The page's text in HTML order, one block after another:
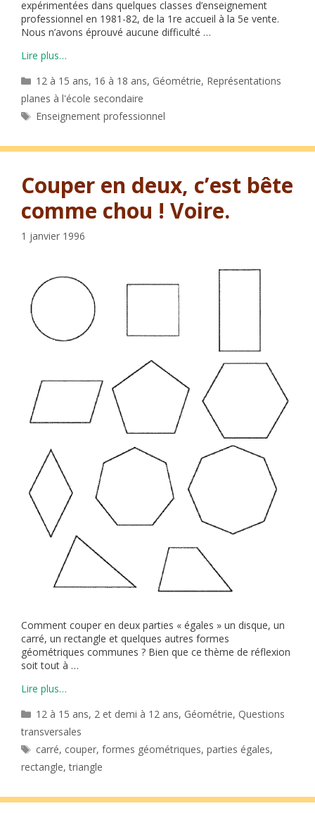
expérimentées dans quelques classes d’enseignement
professionnel en 1981-82, de la 1re accueil à la 5e vente.
Nous n’avons éprouvé aucune difficulté …
Lire plus…
Catégories
12 à 15 ans, 16 à 18 ans, Géométrie, Représentations
planes à l'école secondaire
Étiquettes
Enseignement professionnel
Couper en deux, c’est bête
comme chou ! Voire.
1 janvier 1996
Comment couper en deux parties « égales » un disque, un
carré, un rectangle et quelques autres formes
géométriques communes ? Bien que ce thème de réflexion
soit tout à …
Lire plus…
Catégories
12 à 15 ans, 2 et demi à 12 ans, Géométrie,Questions
transversales
Étiquettes
carré, couper,formes géométriques,parties égales,
rectangle,triangle